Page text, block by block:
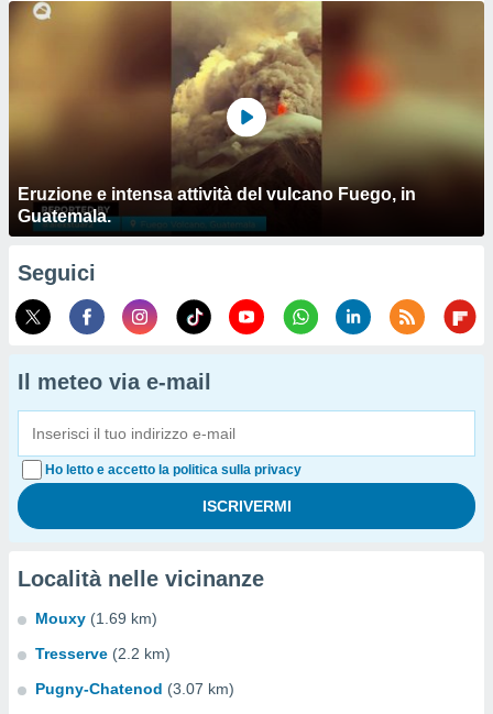
Eruzione e intensa attività del vulcano Fuego, in
Guatemala.
Seguici
Il meteo via e-mail
Ho letto e accetto la politica sulla privacy
Località nelle vicinanze
Mouxy (1.69 km)
Tresserve (2.2 km)
Pugny-Chatenod (3.07 km)